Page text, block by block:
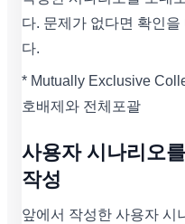
다. 문제가 없다면 확인
다.
* Mutually Exclusive
호배제와 전체포괄
사용자 시나리오
작성
앞에서 작성한 사용자 시